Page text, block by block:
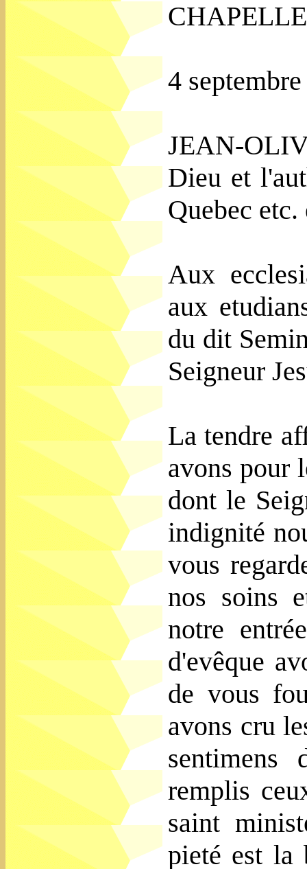
4
JEAN-
Dieu et
Quebec etc.
Aux
aux
du dit
Seigneur
La tendre
avons pour
dont le
indignité
vous
nos soins
notre
d'evêque
de vous
avons cru
sentimens
remplis
saint
pieté est la